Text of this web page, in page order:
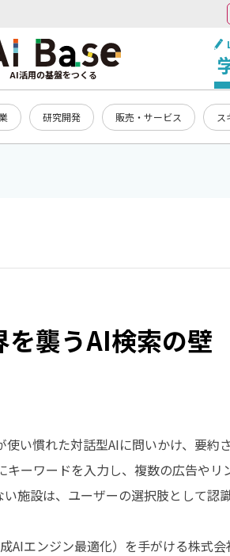
AI活用の基盤をつくる
研究開発 販売・サービス ス
襲うAI検索の壁
使い慣れた対話型AIに問いかけ、要約
ーワードを入力し、複数の広告や
施設は、ユーザーの選択肢として認
AIエンジン最適化）を手がける株式